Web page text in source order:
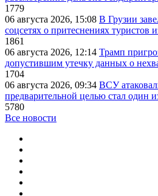
1779
06 августа 2026, 15:08 В Грузии
соцсетях о притеснениях туристов
1861
06 августа 2026, 12:14 Трамп
допустившим утечку данных о
1704
06 августа 2026, 09:34 ВСУ
предварительной целью стал один
5780
Все новости